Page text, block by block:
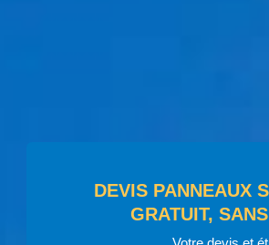
DEVIS PANNEAUX
GRATUIT,